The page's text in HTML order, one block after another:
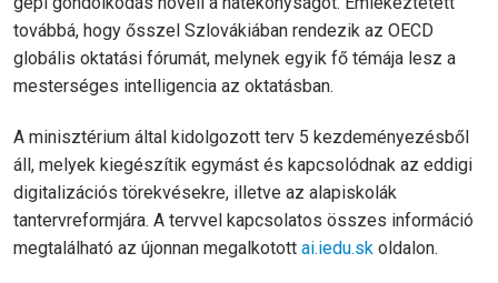
továbbá, hogy ősszel Szlovákiában rendezik az OECD
globális oktatási fórumát, melynek egyik fő témája lesz a
mesterséges intelligencia az oktatásban.
A minisztérium által kidolgozott terv 5 kezdeményezésből
áll, melyek kiegészítik egymást és kapcsolódnak az eddigi
digitalizációs törekvésekre, illetve az alapiskolák
tantervreformjára. A tervvel kapcsolatos összes információ
megtalálható az újonnan megalkotott ai.iedu.sk oldalon.